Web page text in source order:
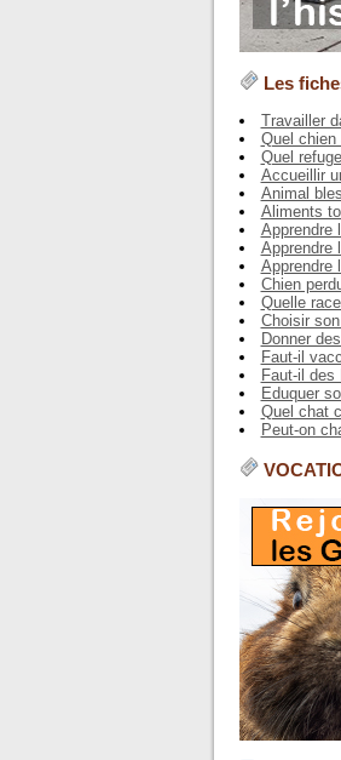
Les
Travailler
Quel chien
Quel
Accueillir
Animal
Aliments
Apprendre
Apprendre
Apprendre
Chien
Quelle
Choisir
Donner
Faut-il
Faut-il
Eduquer
Quel chat
Peut-on